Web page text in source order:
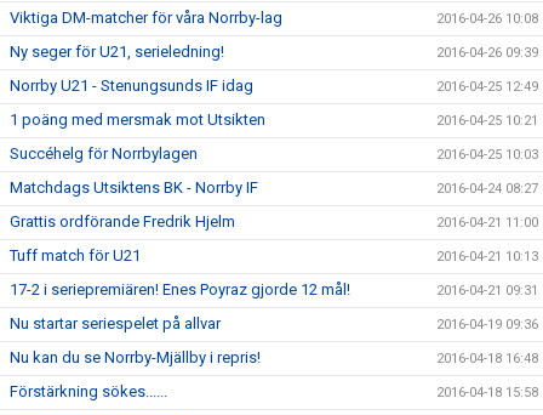
Viktiga DM-matcher för våra Norrby-lag 2016-04-26 10:08
Ny seger för U21, serieledning! 2016-04-26 09:39
Norrby U21 - Stenungsunds IF idag 2016-04-25 12:49
1 poäng med mersmak mot Utsikten 2016-04-25 10:21
Succéhelg för Norrbylagen 2016-04-25 10:03
Matchdags Utsiktens BK - Norrby IF 2016-04-24 08:27
Grattis ordförande Fredrik Hjelm 2016-04-21 11:00
Tuff match för U21 2016-04-21 10:13
17-2 i seriepremiären! Enes Poyraz gjorde 12 mål! 2016-04-21 09:31
Nu startar seriespelet på allvar 2016-04-19 09:36
Nu kan du se Norrby-Mjällby i repris! 2016-04-18 16:48
Förstärkning sökes...... 2016-04-18 15:58